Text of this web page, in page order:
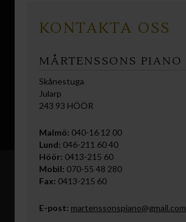
KONTAKTA OSS
MÅRTENSSONS PIANO​
Skånestuga
Jularp
243 93 HÖÖR
​Malmö: 040-16 12 00
Lund: 046-211 60 40
Höör: 0413-215 60
Mobil: 070-55 48 280
Fax: 0413-215 60
​E-post: martenssonspiano@gmail.com